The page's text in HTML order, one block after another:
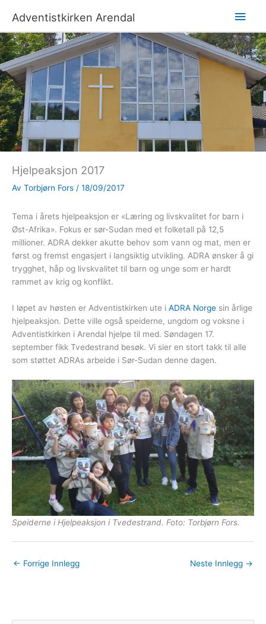
rett
til
innholdet
Adventistkirken Arendal
Hjelpeaksjon 2017
Av Torbjørn Fors / 18/09/2017
Tema i årets hjelpeaksjon er «Læring og livskvalitet for barn i
Øst-Afrika». Fokus er sør-Sudan med et folketall på 12,5
millioner. ADRA dekker akutte behov som vann og mat, men er
først og fremst engasjert i langsiktig utvikling. ADRA ønsker å gi
trygghet, håp og livskvalitet til barn og unge som er hardt
rammet av krig og konflikt.
I løpet av høsten er Adventistkirken ute i ADRA Norge sin årlige
hjelpeaksjon. Dette ville også speiderne, ungdom og voksne i
Adventistkirken i Arendal hjelpe til med. Søndagen 17.
september fikk Tvedestrand besøk. Vi sier en stort takk til alle
som støttet ADRAs arbeide i Sør-Sudan denne dagen.
Speiderne i Hjelpeaksjon i Tvedestrand. Foto: Torbjørn Fors.
← Forrige Innlegg Neste Innlegg →